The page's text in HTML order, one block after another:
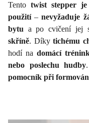
Tento twist stepper
použití–nevyžaduje
bytu a po cvičení jej
skříně. Díkytichému
hodí na domácí
nebo poslechu hudby
pomocník při